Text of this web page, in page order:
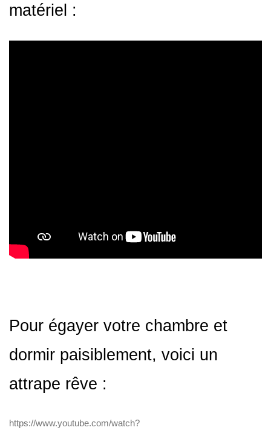
matériel :
Pour égayer votre chambre et
dormir paisiblement, voici un
attrape rêve :
https://www.youtube.com/watch?